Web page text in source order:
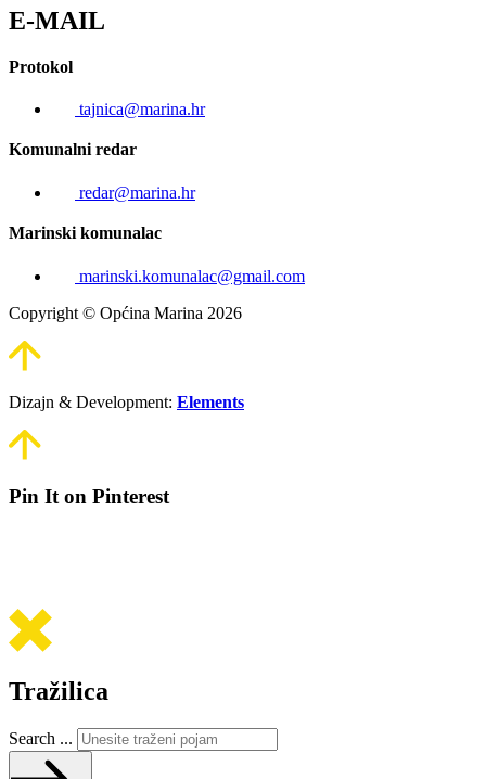
E-MAIL
Protokol
tajnica@marina.hr
Komunalni redar
redar@marina.hr
Marinski komunalac
marinski.komunalac@gmail.com
Copyright © Općina Marina 2026
Dizajn & Development: Elements
Pin It on Pinterest
Tražilica
Search ...